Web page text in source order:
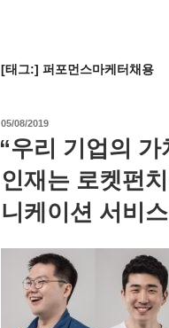
[태그:] 퍼포먼스마케터채용
작
일
05/08/2019
“우리 기업의
인재는 로켓펀
니케이션 서비